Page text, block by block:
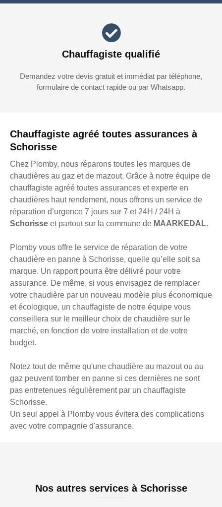
Chauffagiste agréé toutes assurances à
Schorisse
Chez Plomby, nous réparons toutes les marques de
chaudières au gaz et de mazout. Grâce à notre équipe de
chauffagiste agréé toutes assurances et experte en
chaudières haut rendement, nous offrons un service de
réparation d’urgence 7 jours sur 7 et 24H / 24H à
Schorisse et partout sur la commune de MAARKEDAL.
Plomby vous offre le service de réparation de votre
chaudière en panne à Schorisse, quelle qu’elle soit sa
marque. Un rapport pourra être délivré pour votre
assurance. De même, si vous envisagez de remplacer
votre chaudière par un nouveau modèle plus économique
et écologique, un chauffagiste de notre équipe vous
conseillera sur le meilleur choix de chaudière sur le
marché, en fonction de votre installation et de votre
budget.
Notez tout de même qu'une chaudière au mazout ou au
gaz peuvent tomber en panne si ces dernières ne sont
pas entretenues régulièrement par un chauffagiste
Schorisse.
Un seul appel à Plomby vous évitera des complications
avec votre compagnie d'assurance.
Chauffagiste qualifié
Demandez votre devis gratuit et immédiat par téléphone,
formulaire de contact rapide ou par Whatsapp.
Nos autres services à Schorisse